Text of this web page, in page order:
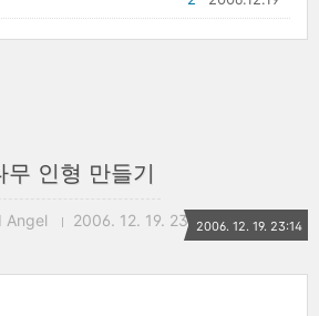
무 인형 만들기
Angel 2006. 12. 19. 23:142006. 12. 19. 23:14